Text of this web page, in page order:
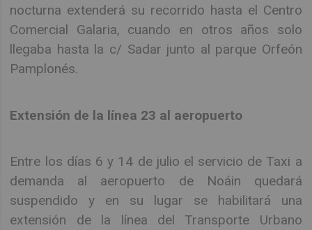
nocturna extenderá su recorrido hasta el Centro
Comercial Galaria, cuando en otros años solo
llegaba hasta la c/ Sadar junto al parque Orfeón
Pamplonés.
Extensión de la línea 23 al aeropuerto
Entre los días 6 y 14 de julio el servicio de Taxi a
demanda al aeropuerto de Noáin quedará
suspendido y en su lugar se habilitará una
extensión de la línea del Transporte Urbano